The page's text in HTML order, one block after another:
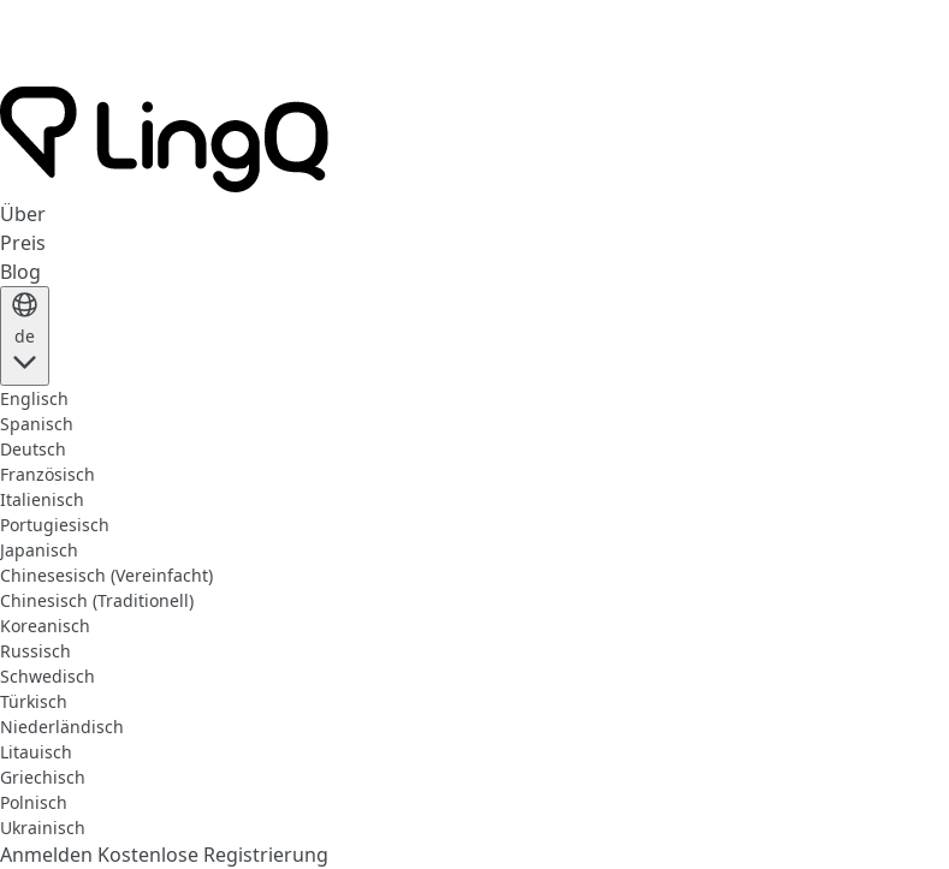
Über
Preis
Blog
de
Englisch
Spanisch
Deutsch
Französisch
Italienisch
Portugiesisch
Japanisch
Chinesesisch (Vereinfacht)
Chinesisch (Traditionell)
Koreanisch
Russisch
Schwedisch
Türkisch
Niederländisch
Litauisch
Griechisch
Polnisch
Ukrainisch
Anmelden Kostenlose Registrierung